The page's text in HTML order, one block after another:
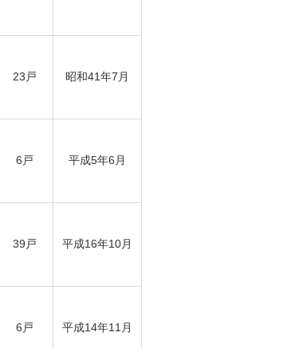
23戸 昭和41年7月
6戸 平成5年6月
39戸 平成16年10月
6戸 平成14年11月